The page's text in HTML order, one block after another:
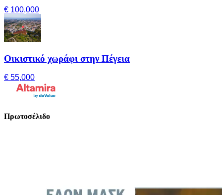
€ 100,000
Οικιστικό χωράφι στην Πέγεια
€ 55,000
Πρωτοσέλιδο